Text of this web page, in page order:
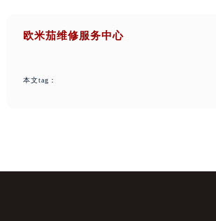
欧米茄维修服务中心
本文tag：